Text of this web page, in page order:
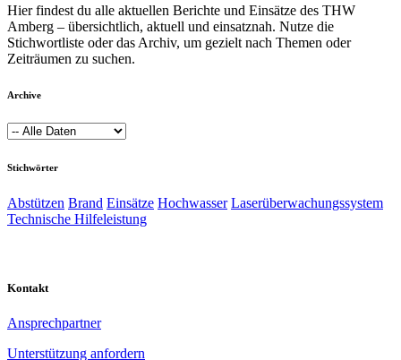
Hier findest du alle aktuellen Berichte und Einsätze des THW
Amberg – übersichtlich, aktuell und einsatznah. Nutze die
Stichwortliste oder das Archiv, um gezielt nach Themen oder
Zeiträumen zu suchen.
Archive
Stichwörter
Abstützen Brand Einsätze Hochwasser Laserüberwachungssystem
Technische Hilfeleistung
Kontakt
Ansprechpartner
Unterstützung anfordern